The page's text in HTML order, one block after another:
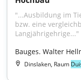
"...Ausbildung im
bzw. eine
Langjährigehrige..."
Bauges. Walter
Dinslaken, Raum